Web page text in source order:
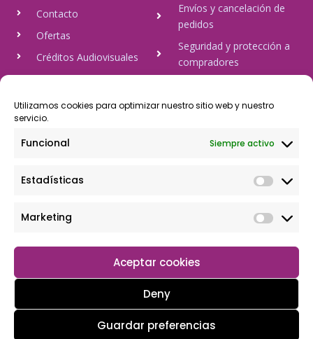
Utilizamos cookies para optimizar nuestro sitio web y nuestro
servicio.
Funcional Siempre activo
Estadísticas
Marketing
Aceptar cookies
Deny
Guardar preferencias
Contacto
Ofertas
Créditos Audiovisuales
tulineamagica.com
Envíos y cancelación de
pedidos
Seguridad y protección a
compradores
Política de cookies
Copyright © 2026 Tu tienda magica